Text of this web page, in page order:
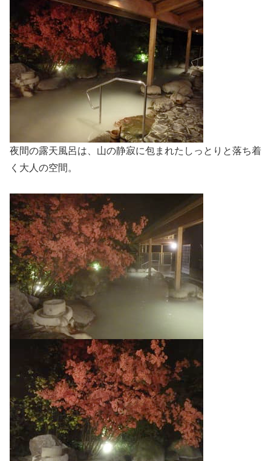
夜間の露天風呂は、山の静寂に包まれたしっとりと落ち着
く大人の空間。